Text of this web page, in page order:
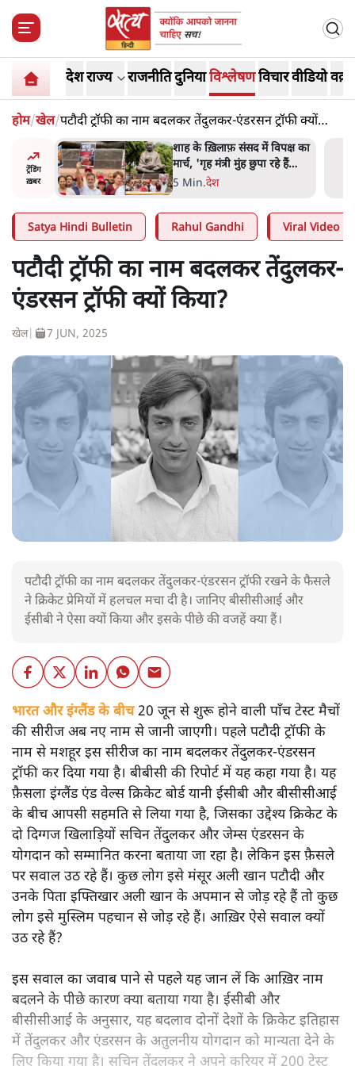
देशराज्य राजनीतिदुनियाविश्लेषणविचारवीडियो
होम/खेल/पटौदी ट्रॉफी का नाम बदलकर तेंदुलकर-एंडरसन ट्रॉफी क्यों
किया?
ट्रेंडिंग
ख़बर
पर
शाह के ख़िलाफ़ संसद में विपक्ष का
मार्च, 'गृह मंत्री मुंह छुपा रहे हैं
क्योंकि वो छात्रों के गुनहगार हैं'
5 Min.देश
Satya Hindi Bulletin Rahul Gandhi Viral Video
पटौदी ट्रॉफी का नाम बदलकर तेंदुलकर-
एंडरसन ट्रॉफी क्यों किया?
खेल| 7 JUN, 2025
पटौदी ट्रॉफी का नाम बदलकर तेंदुलकर-एंडरसन ट्रॉफी रखने के फैसले
ने क्रिकेट प्रेमियों में हलचल मचा दी है। जानिए बीसीसीआई और
ईसीबी ने ऐसा क्यों किया और इसके पीछे की वजहें क्या हैं।
भारत और इंग्लैंड के बीच20 जून से शुरू होने वाली पाँच टेस्ट मैचों
की सीरीज अब नए नाम से जानी जाएगी। पहले पटौदी ट्रॉफी के
नाम से मशहूर इस सीरीज का नाम बदलकर तेंदुलकर-एंडरसन
ट्रॉफी कर दिया गया है। बीबीसी की रिपोर्ट में यह कहा गया है। यह
फ़ैसला इंग्लैंड एंड वेल्स क्रिकेट बोर्ड यानी ईसीबी और बीसीसीआई
के बीच आपसी सहमति से लिया गया है, जिसका उद्देश्य क्रिकेट के
दो दिग्गज खिलाड़ियों सचिन तेंदुलकर और जेम्स एंडरसन के
योगदान को सम्मानित करना बताया जा रहा है। लेकिन इस फ़ैसले
पर सवाल उठ रहे हैं। कुछ लोग इसे मंसूर अली खान पटौदी और
उनके पिता इफ्तिखार अली खान के अपमान से जोड़ रहे हैं तो कुछ
लोग इसे मुस्लिम पहचान से जोड़ रहे हैं। आख़िर ऐसे सवाल क्यों
उठ रहे हैं?
इस सवाल का जवाब पाने से पहले यह जान लें कि आख़िर नाम
बदलने के पीछे कारण क्या बताया गया है। ईसीबी और
बीसीसीआई के अनुसार, यह बदलाव दोनों देशों के क्रिकेट इतिहास
में तेंदुलकर और एंडरसन के अतुलनीय योगदान को मान्यता देने के
लिए किया गया है। सचिन तेंदुलकर ने अपने करियर में 200 टेस्ट